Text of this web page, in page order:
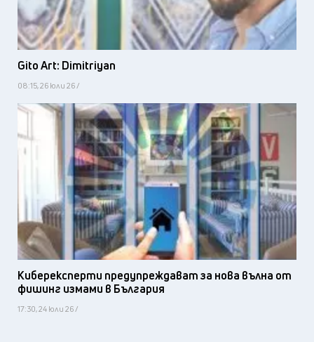
Gito Art: Dimitriyan
08:15, 26 юли 26 /
Киберексперти предупреждават за нова вълна от
фишинг измами в България
17:30, 24 юли 26 /